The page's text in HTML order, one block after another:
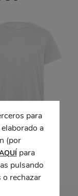
técnica
DAYTONA
para
a
(por
para
pulsando
rechazar